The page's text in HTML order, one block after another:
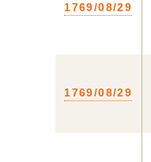
1769/08/29
1769/08/29